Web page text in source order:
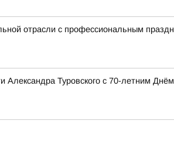
отрасли с профессиональным
Александра Туровского с 70-летним